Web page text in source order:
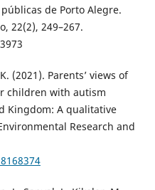
de Porto Alegre.
22(2), 249–267.
(2021). Parents’ views of
children with autism
Kingdom: A qualitative
Research and